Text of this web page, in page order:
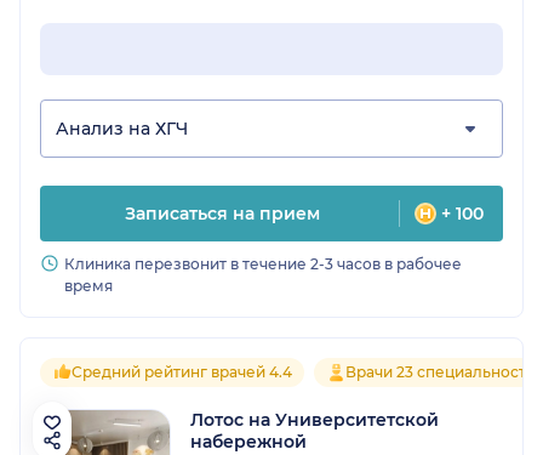
Анализ на ХГЧ
Записаться на прием + 100
Клиника перезвонит в течение 2-3 часов в рабочее
время
Средний рейтинг врачей 4.4 Врачи 23
Лотос на Университетской
набережной